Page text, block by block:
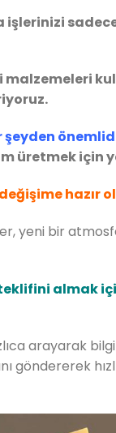
işlerinizi
malzemeleri
şeyden
üretmek için
değişime hazır
yeni bir
almak
arayarak
göndererek